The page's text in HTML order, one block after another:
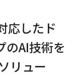
応したド
のAI技術を
リュー